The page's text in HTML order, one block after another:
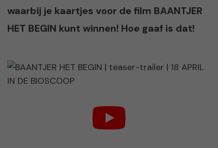
waarbij je kaartjes voor de film BAANTJER
HET BEGIN kunt winnen! Hoe gaaf is dat!